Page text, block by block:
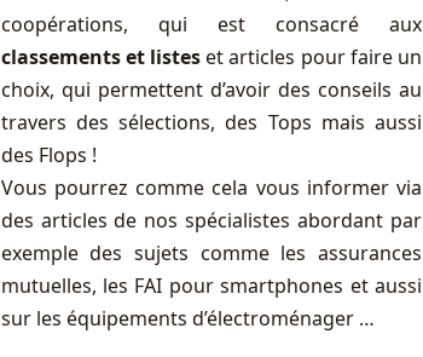
coopérations, qui est consacré aux
classements et listeset articles pour faire un
choix, qui permettent d’avoir des conseils au
travers des sélections, des Tops mais aussi
des Flops !
Vous pourrez comme cela vous informer via
des articles de nos spécialistes abordant par
exemple des sujets comme les assurances
mutuelles, les FAI pour smartphones et aussi
sur les équipements d’électroménager …